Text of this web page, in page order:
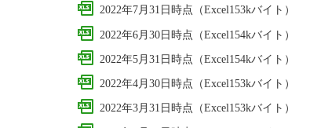
2022年7月31日時点（Excel153kバイト）
2022年6月30日時点（Excel154kバイト）
2022年5月31日時点（Excel154kバイト）
2022年4月30日時点（Excel153kバイト）
2022年3月31日時点（Excel153kバイト）